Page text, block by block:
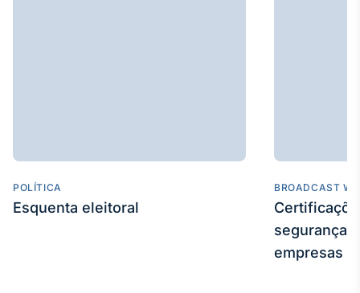
POLÍTICA
Esquenta eleitoral
BROADCAST
segurança
empresas